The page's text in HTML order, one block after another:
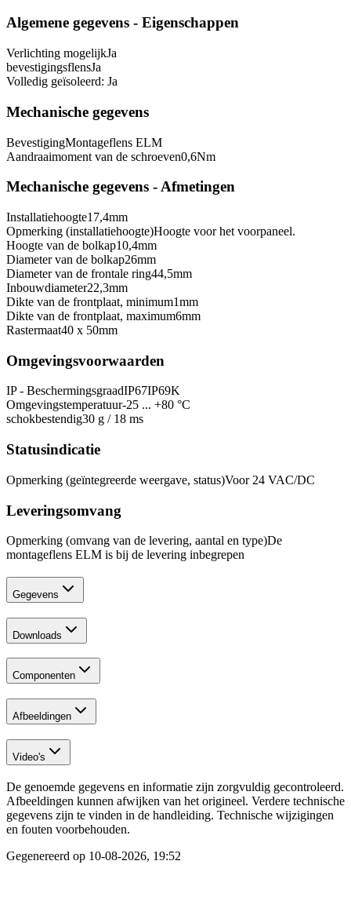
Algemene gegevens - Eigenschappen
Verlichting mogelijkJa
bevestigingsflensJa
Volledig geïsoleerd: Ja
Mechanische gegevens
BevestigingMontageflens ELM
Aandraaimoment van de schroeven0,6Nm
Mechanische gegevens - Afmetingen
Installatiehoogte17,4mm
Opmerking (installatiehoogte)Hoogte voor het voorpaneel.
Hoogte van de bolkap10,4mm
Diameter van de bolkap26mm
Diameter van de frontale ring44,5mm
Inbouwdiameter22,3mm
Dikte van de frontplaat, minimum1mm
Dikte van de frontplaat, maximum6mm
Rastermaat40 x 50mm
Omgevingsvoorwaarden
IP - BeschermingsgraadIP67IP69K
Omgevingstemperatuur-25 ... +80 °C
schokbestendig30 g / 18 ms
Statusindicatie
Opmerking (geïntegreerde weergave, status)Voor 24 VAC/DC
Leveringsomvang
Opmerking (omvang van de levering, aantal en type)De
montageflens ELM is bij de levering inbegrepen
Gegevens
Downloads
Componenten
Afbeeldingen
Video's
De genoemde gegevens en informatie zijn zorgvuldig gecontroleerd.
Afbeeldingen kunnen afwijken van het origineel. Verdere technische
gegevens zijn te vinden in de handleiding. Technische wijzigingen
en fouten voorbehouden.
Gegenereerd op 10-08-2026, 19:52